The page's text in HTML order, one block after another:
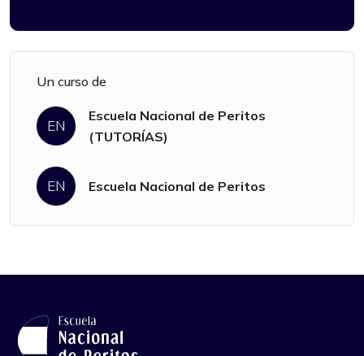
Un curso de
EN
Escuela Nacional de Peritos
(TUTORÍAS)
EN Escuela Nacional de Peritos